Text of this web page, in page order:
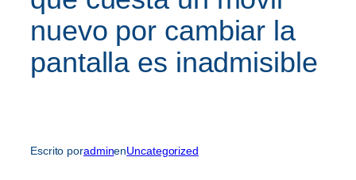
nuevo por cambiar la
pantalla es inadmisible
Escrito poradminenUncategorized